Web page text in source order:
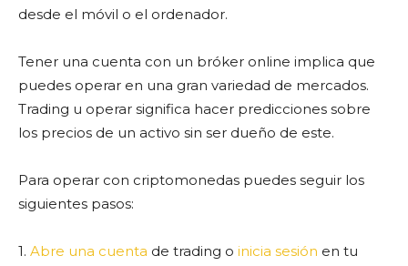
desde el móvil o el ordenador.
Tener una cuenta con un bróker online implica que
puedes operar en una gran variedad de mercados.
Trading u operar significa hacer predicciones sobre
los precios de un activo sin ser dueño de este.
Para operar con criptomonedas puedes seguir los
siguientes pasos:
1. Abre una cuenta de trading o inicia sesión en tu